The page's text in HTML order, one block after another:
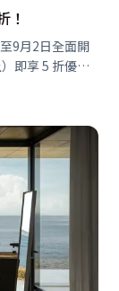
！
9月2日全面開
即享 5 折優